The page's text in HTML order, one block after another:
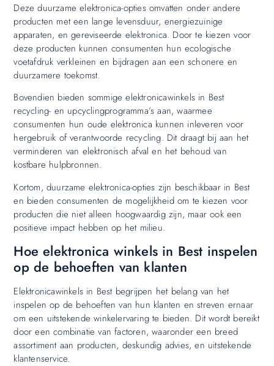
Deze duurzame elektronica-opties omvatten onder andere
producten met een lange levensduur, energiezuinige
apparaten, en gereviseerde elektronica. Door te kiezen voor
deze producten kunnen consumenten hun ecologische
voetafdruk verkleinen en bijdragen aan een schonere en
duurzamere toekomst.
Bovendien bieden sommige elektronicawinkels in Best
recycling- en upcyclingprogramma’s aan, waarmee
consumenten hun oude elektronica kunnen inleveren voor
hergebruik of verantwoorde recycling. Dit draagt bij aan het
verminderen van elektronisch afval en het behoud van
kostbare hulpbronnen.
Kortom, duurzame elektronica-opties zijn beschikbaar in Best
en bieden consumenten de mogelijkheid om te kiezen voor
producten die niet alleen hoogwaardig zijn, maar ook een
positieve impact hebben op het milieu.
Hoe elektronica winkels in Best inspelen
op de behoeften van klanten
Elektronicawinkels in Best begrijpen het belang van het
inspelen op de behoeften van hun klanten en streven ernaar
om een uitstekende winkelervaring te bieden. Dit wordt bereikt
door een combinatie van factoren, waaronder een breed
assortiment aan producten, deskundig advies, en uitstekende
klantenservice.